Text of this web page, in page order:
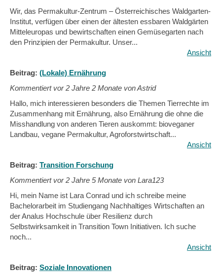
Wir, das Permakultur-Zentrum – Österreichisches Waldgarten-
Institut, verfügen über einen der ältesten essbaren Waldgärten
Mitteleuropas und bewirtschaften einen Gemüsegarten nach
den Prinzipien der Permakultur. Unser...
Ansicht
Beitrag: (Lokale) Ernährung
Kommentiert vor2 Jahre 2 Monate von Astrid
Hallo, mich interessieren besonders die Themen Tierrechte im
Zusammenhang mit Ernährung, also Ernährung die ohne die
Misshandlung von anderen Tieren auskommt: bioveganer
Landbau, vegane Permakultur, Agroforstwirtschaft...
Ansicht
Beitrag: Transition Forschung
Kommentiert vor2 Jahre 5 Monate von Lara123
Hi, mein Name ist Lara Conrad und ich schreibe meine
Bachelorarbeit im Studiengang Nachhaltiges Wirtschaften an
der Analus Hochschule über Resilienz durch
Selbstwirksamkeit in Transition Town Initiativen. Ich suche
noch...
Ansicht
Beitrag: Soziale Innovationen